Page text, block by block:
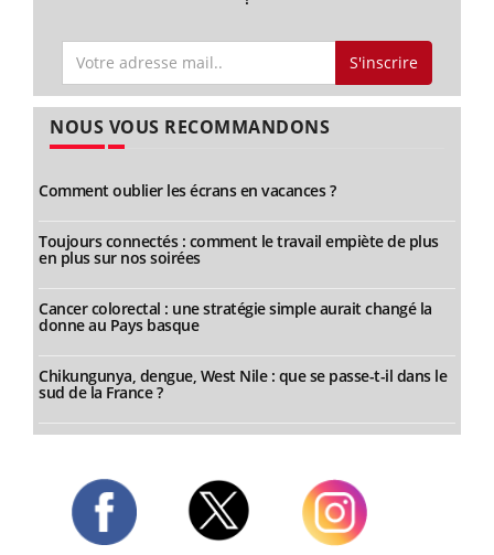
S'inscrire
NOUS VOUS RECOMMANDONS
Comment oublier les écrans en vacances ?
Toujours connectés : comment le travail empiète de plus
en plus sur nos soirées
Cancer colorectal : une stratégie simple aurait changé la
donne au Pays basque
Chikungunya, dengue, West Nile : que se passe-t-il dans le
sud de la France ?